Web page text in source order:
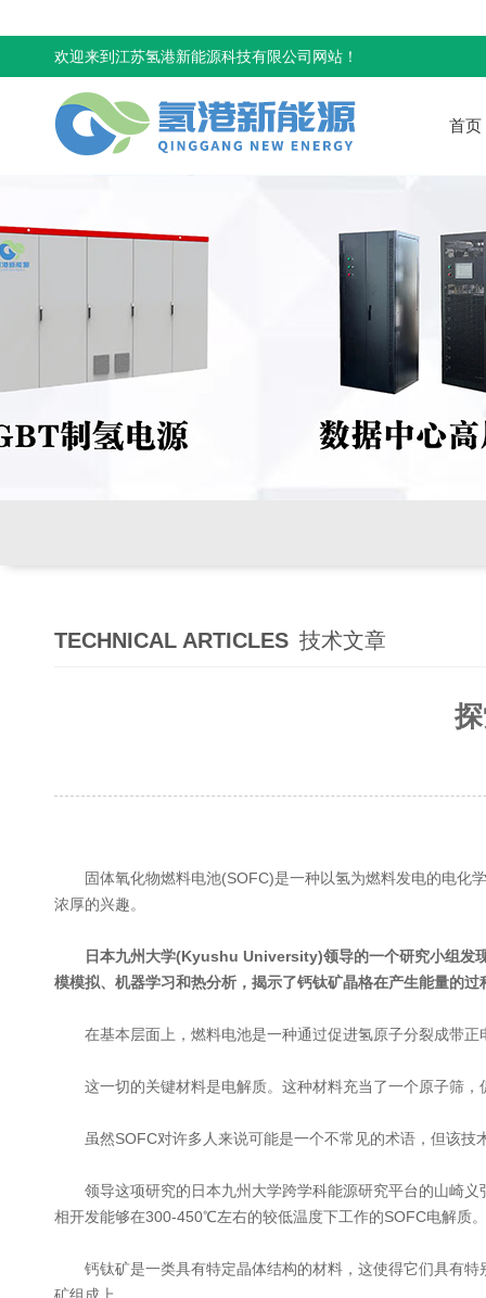
欢迎来到江苏氢港新能源科技有限公司网站！
首页
TECHNICAL ARTICLES 技术文章
固体氧化物燃料电池(SOFC)是一种以氢为燃料发电的电化
浓厚的兴趣。
日本九州大学(Kyushu University)领导的一个研究小组发现
模模拟、机器学习和热分析，揭示了钙钛矿晶格在产生能量的
在基本层面上，燃料电池是一种通过促进氢原子分裂成带正
这一切的关键材料是电解质。这种材料充当了一个原子筛，
虽然SOFC对许多人来说可能是一个不常见的术语，但该技
领导这项研究的日本九州大学跨学科能源研究平台的山崎义
相开发能够在300-450℃左右的较低温度下工作的SOFC电解质。
钙钛矿是一类具有特定晶体结构的材料，这使得它们具有特